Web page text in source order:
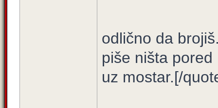
odlično da
piše ništa
uz mostar.[/